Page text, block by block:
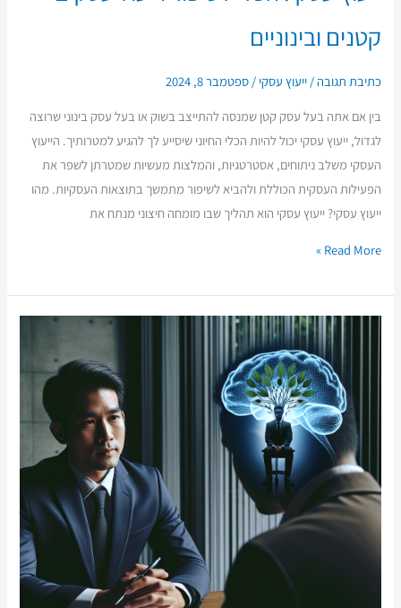
קטנים ובינוניים
כתיבת תגובה/ייעוץ עסקי /ספטמבר 8, 2024
בין אם אתה בעל עסק קטן שמנסה להתייצב בשוק או בעל עסק בינוני שרוצה
לגדול, ייעוץ עסקי יכול להיות הכלי החיוני שיסייע לך להגיע למטרותיך. הייעוץ
העסקי משלב ניתוחים, אסטרטגיות, והמלצות מעשיות שמטרתן לשפר את
הפעילות העסקית הכוללת ולהביא לשיפור מתמשך בתוצאות העסקיות. מהו
ייעוץ עסקי? ייעוץ עסקי הוא תהליך שבו מומחה חיצוני מנתח את
Read More »